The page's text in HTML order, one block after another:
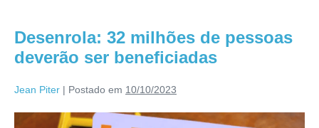
Desenrola: 32 milhões de pessoas
deverão ser beneficiadas
Jean Piter | Postado em 10/10/2023